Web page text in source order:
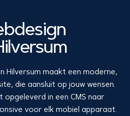
Hilversum maakt een moderne,
die aansluit op jouw wensen.
in een CMS naar
voor elk mobiel apparaat.